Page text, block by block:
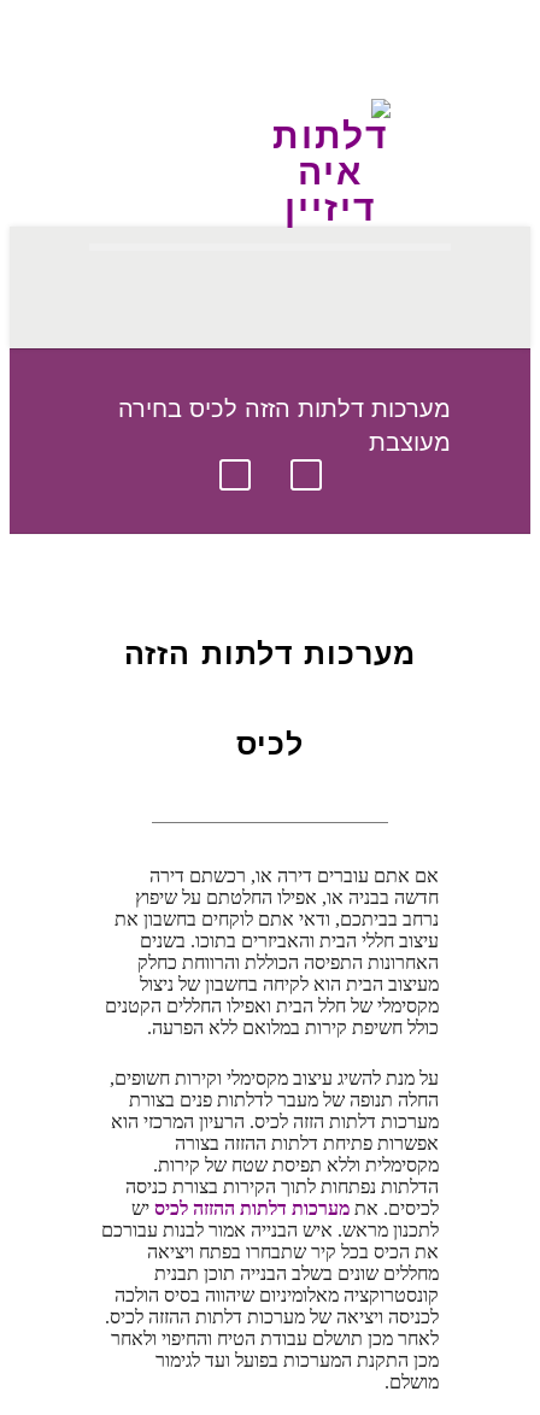
מערכות דלתות הזזה לכיס בחירה
מעוצבת
מערכות דלתות הזזה
לכיס
אם אתם עוברים דירה או, רכשתם דירה
חדשה בבניה או, אפילו החלטתם על שיפוץ
נרחב בביתכם, ודאי אתם לוקחים בחשבון את
עיצוב חללי הבית והאביזרים בתוכו. בשנים
האחרונות התפיסה הכוללת והרווחת כחלק
מעיצוב הבית הוא לקיחה בחשבון של ניצול
מקסימלי של חלל הבית ואפילו החללים הקטנים
כולל חשיפת קירות במלואם ללא הפרעה.
על מנת להשיג עיצוב מקסימלי וקירות חשופים,
החלה תנופה של מעבר לדלתות פנים בצורת
מערכות דלתות הזזה לכיס. הרעיון המרכזי הוא
אפשרות פתיחת דלתות ההזזה בצורה
מקסימלית וללא תפיסת שטח של קירות.
הדלתות נפתחות לתוך הקירות בצורת כניסה
לכיסים. את מערכות דלתות ההזזה לכיס יש
לתכנון מראש. איש הבנייה אמור לבנות עבורכם
את הכיס בכל קיר שתבחרו בפתח ויציאה
מחללים שונים בשלב הבנייה תוכן תבנית
קונסטרוקציה מאלומיניום שיהווה בסיס הולכה
לכניסה ויציאה של מערכות דלתות ההזזה לכיס.
לאחר מכן תושלם עבודת הטיח והחיפוי ולאחר
מכן התקנת המערכות בפועל ועד לגימור
מושלם.